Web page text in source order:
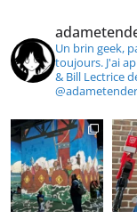
Un brin geek,
toujours. J'ai
& Bill Lectrice
@adametender